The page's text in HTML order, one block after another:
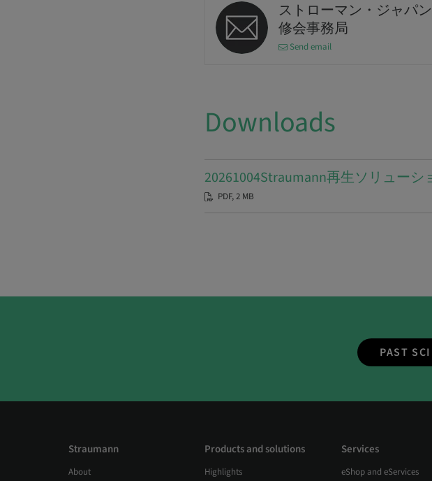
ストローマン・ジャパ
修会事務局
Send email
Downloads
20261004Straumann再生ソリュー
PDF, 2 MB
PAST
Straumann
About
Products and solutions
Highlights
Services
eShop and eServices